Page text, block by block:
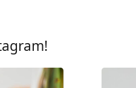
17 mm
85 гр.